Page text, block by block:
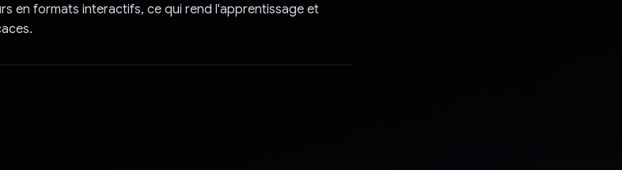
en formats interactifs, ce qui rend l'apprentissage et